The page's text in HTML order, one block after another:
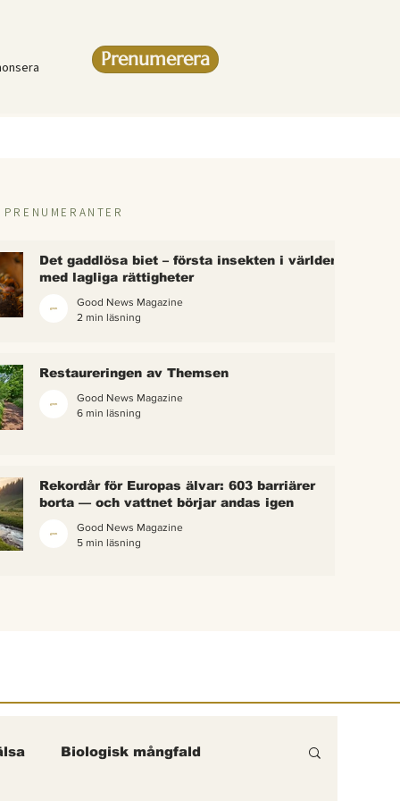
Prenumerera
–
i
gick
Det gaddlösa biet – första insekten i världen
med lagliga rättigheter
Good News Magazine
2 min läsning
Restaureringen av Themsen
Good News Magazine
6 min läsning
Rekordår för Europas älvar: 603 barriärer
borta — och vattnet börjar andas igen
Good News Magazine
5 min läsning
Biologisk mångfald